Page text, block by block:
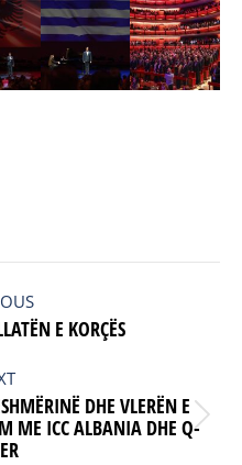
E KORÇËS
DHE VLERËN E
ME ICC ALBANIA DHE Q-